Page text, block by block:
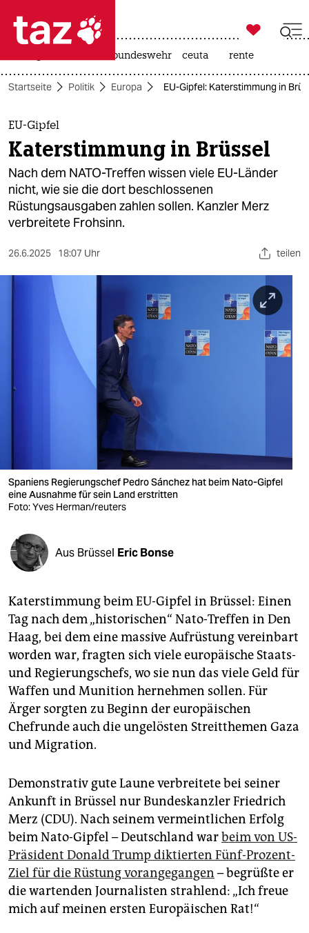
 taz zahl ich
taz zahl ich
themen
politik
öko
gesellschaft
kultur
sport
shop
fragen & hilfe
unterstützen
abo
genossenschaft
epaper login

taz zahl ich
bundeswehr ceuta rente
Startseite Politik Europa EU-Gipfel: Katerstimmung in
EU-Gipfel
Katerstimmung in Brüssel
Nach dem NATO-Treffen wissen viele EU-Länder
nicht, wie sie die dort beschlossenen
Rüstungsausgaben zahlen sollen. Kanzler Merz
verbreitete Frohsinn.
26.6.2025 18:07 Uhr teilen
Spaniens Regierungschef Pedro Sánchez hat beim Nato-Gipfel
eine Ausnahme für sein Land erstritten
Foto: Yves Herman/reuters
Aus Brüssel Eric Bonse
Katerstimmung beim EU-Gipfel in Brüssel: Einen
Tag nach dem „historischen“ Nato-Treffen in Den
Haag, bei dem eine massive Aufrüstung vereinbart
worden war, fragten sich viele europäische Staats-
und Regierungschefs, wo sie nun das viele Geld für
Waffen und Munition hernehmen sollen. Für
Ärger sorgten zu Beginn der europäischen
Chefrunde auch die ungelösten Streitthemen Gaza
und Migration.
Demonstrativ gute Laune verbreitete bei seiner
Ankunft in Brüssel nur Bundeskanzler Friedrich
Merz (CDU). Nach seinem vermeintlichen Erfolg
beim Nato-Gipfel – Deutschland warbeim von US-
Präsident Donald Trump diktierten Fünf-Prozent-
Ziel für die Rüstung vorangegangen – begrüßte er
die wartenden Journalisten strahlend: „Ich freue
mich auf meinen ersten Europäischen Rat!“